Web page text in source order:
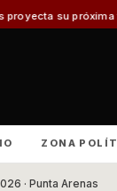
con el inicio
ZONA
· Punta Arenas